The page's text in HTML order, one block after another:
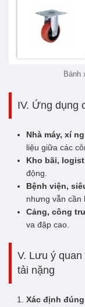
Bánh
IV. Ứng dụng
Nhà máy, xí
liệu giữa các
Kho bãi,
động.
Bệnh viện,
nhưng vẫn cần
Cảng, công
va đập cao.
V. Lưu ý
tải nặng
Xác định